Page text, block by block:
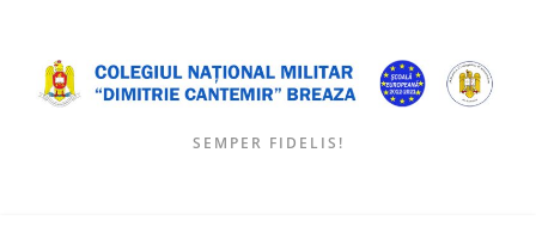
content
SEMPER FIDELIS!